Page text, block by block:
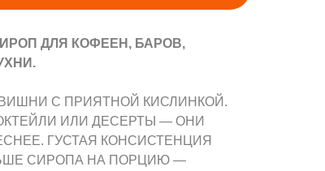
ДЛЯ КОФЕЕН, БАРОВ,
С ПРИЯТНОЙ КИСЛИНКОЙ.
ИЛИ ДЕСЕРТЫ — ОНИ
ГУСТАЯ КОНСИСТЕНЦИЯ
СИРОПА НА ПОРЦИЮ —